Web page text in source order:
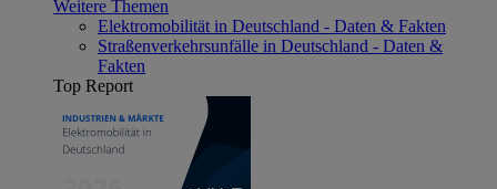
Weitere Themen
Elektromobilität in Deutschland - Daten & Fakten
Straßenverkehrsunfälle in Deutschland - Daten &
Fakten
Top Report